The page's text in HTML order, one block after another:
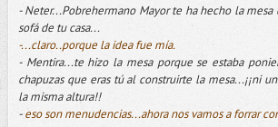
- Neter...Pobrehermano Mayor te ha hecho la
sofá de tu casa...
-...claro..porque la idea fue mía.
- Mentira...te hizo la mesa porque se estaba
chapuzas que eras tú al construirte la mesa...¡¡ni
la misma altura!!
-eso son menudencias...ahora nos vamos a forrar